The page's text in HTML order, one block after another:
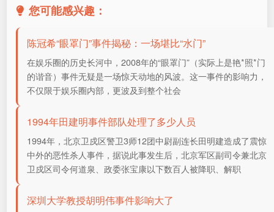
您可能感兴趣：
陈冠希“眼罩门”事件揭秘：一场堪比“水门”
在娱乐圈的历史长河中，2008年的“眼罩门”（实际上是艳*照*门
的谐音）事件无疑是一场惊天动地的风波。这一事件的影响力，
不仅限于娱乐圈内部，更波及到整个社会
1994年田建明事件部队处理了多少人员
1994年，北京卫戍区警卫3师12团中尉副连长田明建造成了震惊
中外的恶性杀人事件，据说此事发生后，北京军区副司令兼北京
卫戍区司令何道泉、政委张宝康以下数百人被降职、解职
深圳大学教授胡明伟事件影响大了